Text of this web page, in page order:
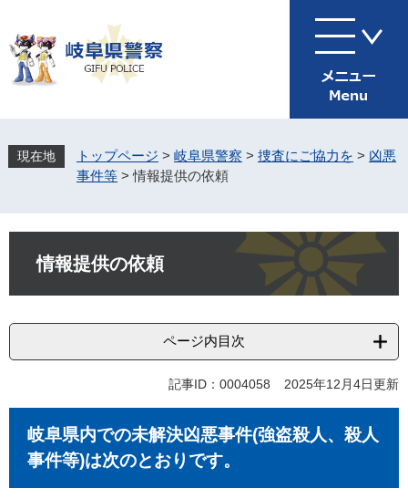
ジ
先
す
ュ
を
し
トップページ > 岐阜県警察 > 捜査にご協力を > 凶悪
事件等>情報提供の依頼
情報提供の依頼
ページ内目次
記事ID：0004058 2025年12月4日更新
岐阜県内での未解決凶悪事件(強盗殺人、殺人
事件等)は次のとおりです。